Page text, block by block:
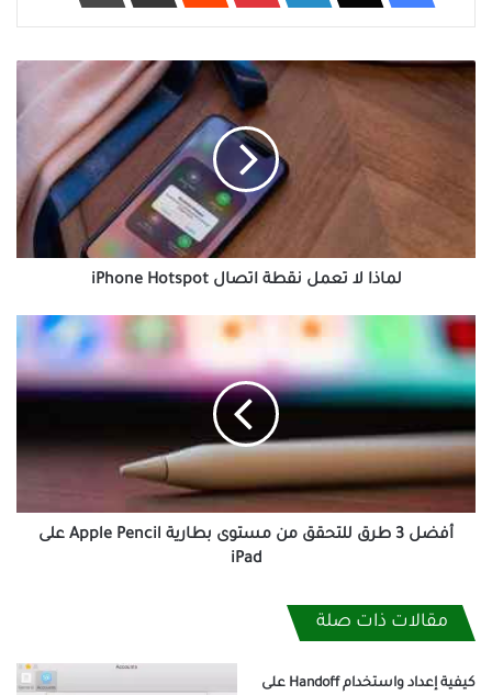
لماذا
لا
iPhone
لماذا لا تعمل نقطة اتصال iPhone Hotspot
أفضل
3
طرق
للتحقق
مستوى
بطارية
Apple
Pencil
أفضل 3 طرق للتحقق من مستوى بطارية Apple Pencil على
iPad
مقالات ذات صلة
كيفية إعداد واستخدام Handoff على